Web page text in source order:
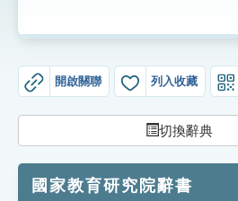
生字詞彙表
知識索引
開啟關聯 列入收藏
切換辭典
國家教育研究院辭書